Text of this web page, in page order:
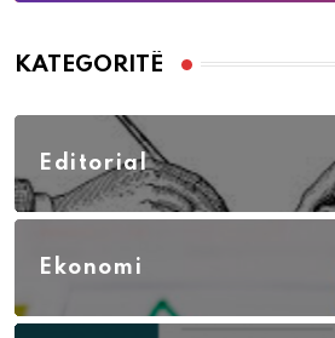
KATEGORITË
Editorial
Ekonomi